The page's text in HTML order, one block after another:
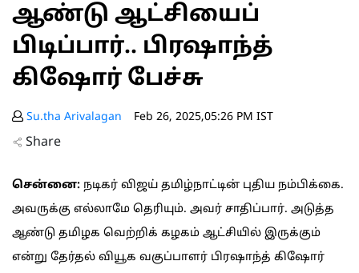
ஆண்டு ஆட்சியைப்
பிடிப்பார்.. பிரஷாந்த்
கிஷோர் பேச்சு
Su.tha Arivalagan Feb 26, 2025,05:26 PM IST
Share
சென்னை: நடிகர் விஜய் தமிழ்நாட்டின் புதிய நம்பிக்கை.
அவருக்கு எல்லாமே தெரியும். அவர் சாதிப்பார். அடுத்த
ஆண்டு தமிழக வெற்றிக் கழகம் ஆட்சியில் இருக்கும்
என்று தேர்தல் வியூக வகுப்பாளர் பிரஷாந்த் கிஷோர்